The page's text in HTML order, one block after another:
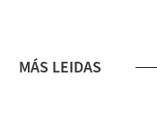
MÁS LEIDAS